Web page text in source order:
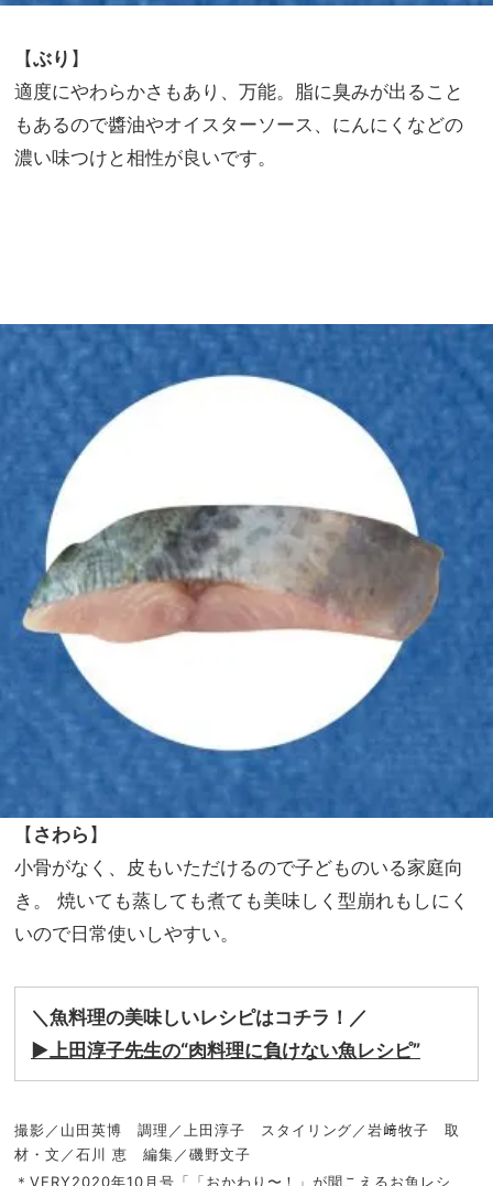
【ぶり 】
適度にやわらかさもあり、万能。脂に臭みが出ること
もあるので醬油やオイスターソース、にんにくなどの
濃い味つけと相性が良いです。
【さわら】
小骨がなく、皮もいただけるので子どものいる家庭向
き。 焼いても蒸しても煮ても美味しく型崩れもしにく
いので日常使いしやすい。
＼魚料理の美味しいレシピはコチラ！／
▶︎ 上田淳子先生の“肉料理に負けない魚レシピ”
撮影／山田英博 調理／上田淳子 スタイリング／岩﨑牧子 取
材・文／石川 恵 編集／磯野文子
＊VERY2020年10月号「「おかわり〜！」が聞こえるお魚レシ